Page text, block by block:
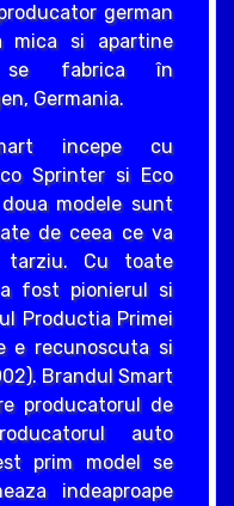
german
mica si apartine
se fabrica în
Germania.
incepe cu
Sprinter si Eco
modele sunt
de ceea ce va
tarziu. Cu toate
fost pionierul si
Productia Primei
e recunoscuta si
Brandul Smart
producatorul de
auto
prim model se
indeaproape